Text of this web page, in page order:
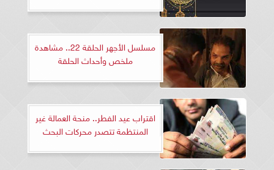
مسلسل الأجهر الحلقة 22.. مشاهدة
ملخص وأحداث الحلقة
اقتراب عيد الفطر.. منحة العمالة غير
المنتظمة تتصدر محركات البحث